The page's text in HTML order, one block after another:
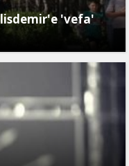
'vefa'